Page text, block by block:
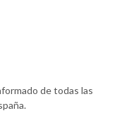
de todas las